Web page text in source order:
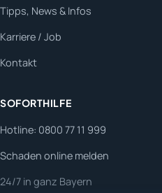
Tipps, News & Infos
Karriere / Job
Kontakt
SOFORTHILFE
Hotline: 0800 77 11 999
Schaden online melden
24/7 in ganz Bayern